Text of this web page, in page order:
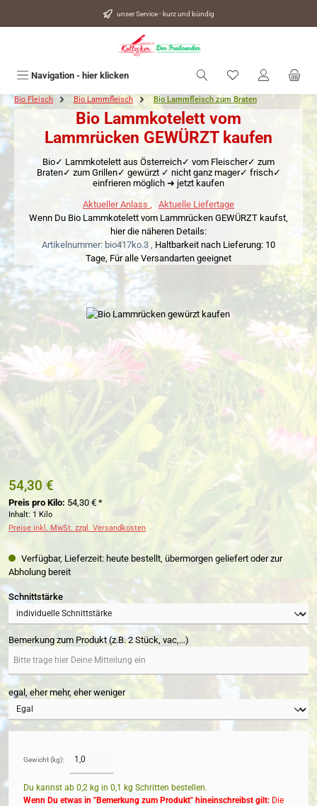
unser Service - kurz und bündig
Navigation - hier klicken Du hast 0
Bio Fleisch Bio Lammfleisch Bio Lammfleisch zum Braten
Bio Lammkotelett vom
Lammrücken GEWÜRZT kaufen
Bio✓ Lammkotelett aus Österreich✓ vom Fleischer✓ zum
Braten✓ zum Grillen✓ gewürzt ✓ nicht ganz mager✓ frisch✓
einfrieren möglich ➜ jetzt kaufen
Aktueller Anlass
Aktuelle Liefertage
Wenn Du Bio Lammkotelett vom Lammrücken GEWÜRZT kaufst,
hier die näheren Details:
Artikelnummer: bio417ko.3 , Haltbarkeit nach Lieferung: 10
Tage, Für alle Versandarten geeignet
Bildergalerie überspringen
54,30 €
Preis pro Kilo: 54,30 € *
Inhalt: 1 Kilo
Preise inkl. MwSt. zzgl. Versandkosten
Verfügbar, Lieferzeit: heute bestellt, übermorgen geliefert oder zur
Abholung bereit
Schnittstärkeauswählen
Bemerkung zum Produkt (z.B. 2 Stück, vac,...)
egal, eher mehr, eher weniger
Gewicht (kg):
Du kannst ab 0,2 kg in 0,1 kg Schritten bestellen.
Wenn Du etwas in "Bemerkung zum Produkt" hineinschreibst gilt: Die